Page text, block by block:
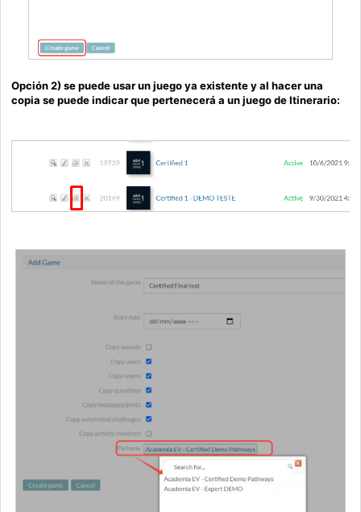
Opción 2) se puede usar un juego ya existente y al hacer una
copia se puede indicar que pertenecerá a un juego de Itinerario: